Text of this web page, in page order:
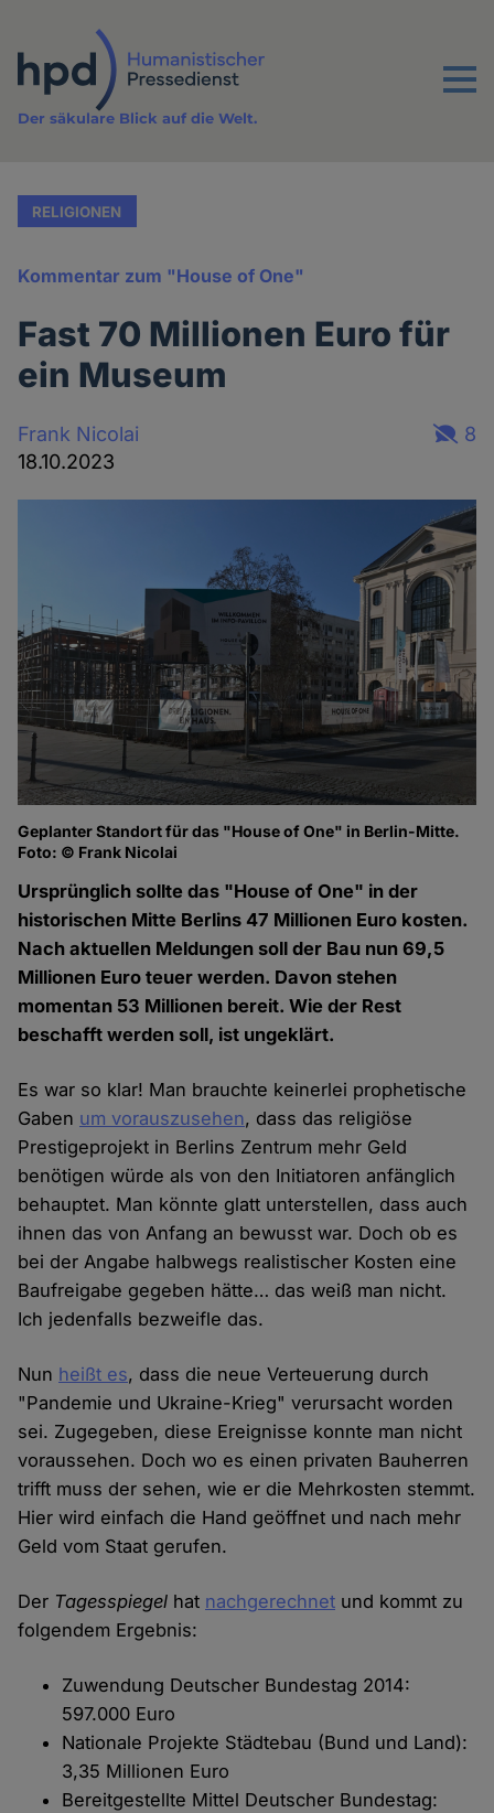
Inhalt
Menu
Der säkulare Blick auf die Welt.
RELIGIONEN
Kommentar zum "House of One"
Fast 70 Millionen Euro für
ein Museum
Frank Nicolai
18.10.2023
8
Geplanter Standort für das "House of One" in Berlin-Mitte.
Foto: © Frank Nicolai
Ursprünglich sollte das "House of One" in der
historischen Mitte Berlins 47 Millionen Euro kosten.
Nach aktuellen Meldungen soll der Bau nun 69,5
Millionen Euro teuer werden. Davon stehen
momentan 53 Millionen bereit. Wie der Rest
beschafft werden soll, ist ungeklärt.
Es war so klar! Man brauchte keinerlei prophetische
Gaben um vorauszusehen, dass das religiöse
Prestigeprojekt in Berlins Zentrum mehr Geld
benötigen würde als von den Initiatoren anfänglich
behauptet. Man könnte glatt unterstellen, dass auch
ihnen das von Anfang an bewusst war. Doch ob es
bei der Angabe halbwegs realistischer Kosten eine
Baufreigabe gegeben hätte… das weiß man nicht.
Ich jedenfalls bezweifle das.
Nun heißt es, dass die neue Verteuerung durch
"Pandemie und Ukraine-Krieg" verursacht worden
sei. Zugegeben, diese Ereignisse konnte man nicht
voraussehen. Doch wo es einen privaten Bauherren
trifft muss der sehen, wie er die Mehrkosten stemmt.
Hier wird einfach die Hand geöffnet und nach mehr
Geld vom Staat gerufen.
Der Tagesspiegel hat nachgerechnet und kommt zu
folgendem Ergebnis:
Zuwendung Deutscher Bundestag 2014:
597.000 Euro
Nationale Projekte Städtebau (Bund und Land):
3,35 Millionen Euro
Bereitgestellte Mittel Deutscher Bundestag: